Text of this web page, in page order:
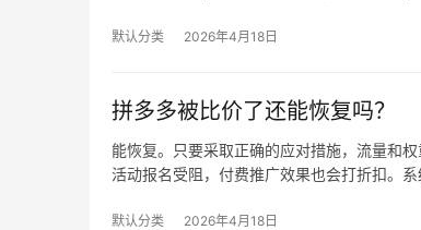
默认分类 2026年4月18日
拼多多被比价了还能恢复吗？
能恢复。只要采取正确的应对措施，流量和
活动报名受阻，付费推广效果也会打折扣。
默认分类 2026年4月18日